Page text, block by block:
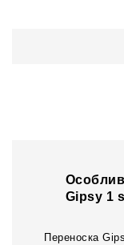
Gipsy 1
Переноска